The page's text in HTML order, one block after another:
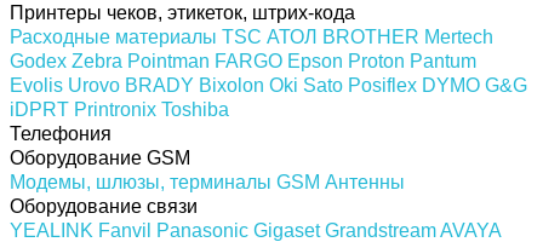
Принтеры чеков, этикеток, штрих-кода
Расходные материалы TSC АТОЛ BROTHER Mertech
Godex Zebra Pointman FARGO Epson Proton Pantum
Evolis Urovo BRADY Bixolon Oki Sato Posiflex DYMO G&G
iDPRT Printronix Toshiba
Телефония
Оборудование GSM
Модемы, шлюзы, терминалы GSM Антенны
Оборудование связи
YEALINK Fanvil Panasonic Gigaset GrandstreamAVAYA